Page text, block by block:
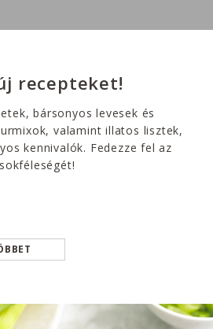
recepteket!
bársonyos levesek és
valamint illatos lisztek,
kennivalók. Fedezze fel az